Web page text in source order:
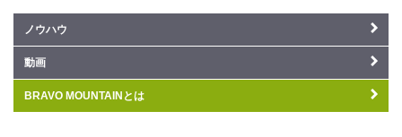
ノウハウ
動画
BRAVO MOUNTAINとは